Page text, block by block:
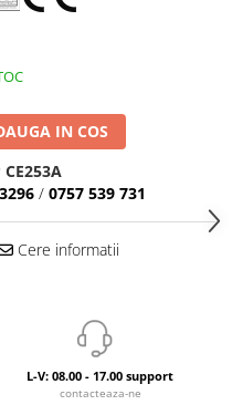
IN COS
CE253A
/ 0757 539 731
Cere informatii
L-V: 08.00 - 17.00 support
contacteaza-ne